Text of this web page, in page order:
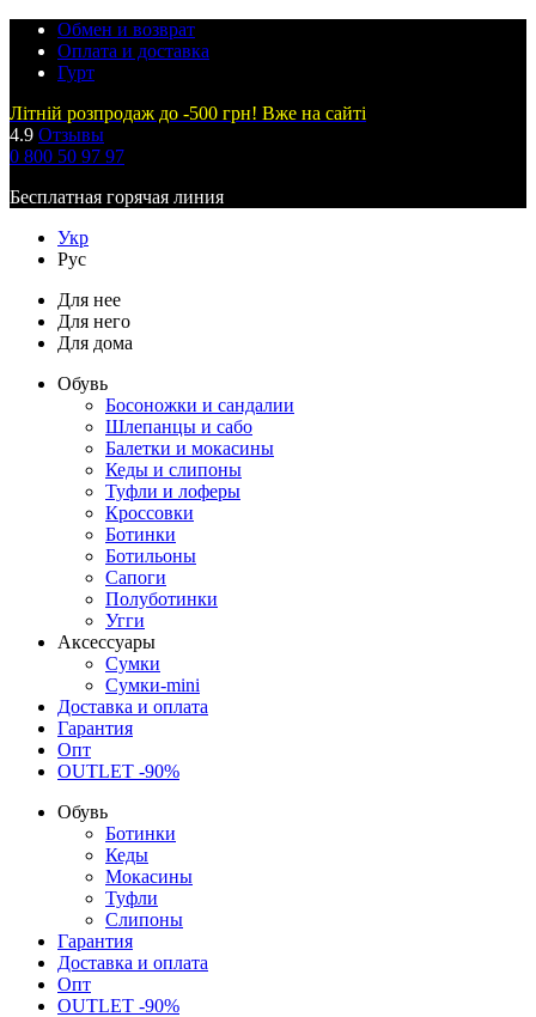
Обмен и возврат
Оплата и доставка
Гурт
Літній розпродаж до -500 грн! Вже на сайті
4.9 Отзывы
0 800 50 97 97
Бесплатная горячая линия
Укр
Рус
Для нее
Для него
Для дома
Обувь
Босоножки и сандалии
Шлепанцы и сабо
Балетки и мокасины
Кеды и слипоны
Туфли и лоферы
Кроссовки
Ботинки
Ботильоны
Сапоги
Полуботинки
Угги
Аксессуары
Сумки
Сумки-mini
Доставка и оплата
Гарантия
Опт
OUTLET -90%
Обувь
Ботинки
Кеды
Мокасины
Туфли
Слипоны
Гарантия
Доставка и оплата
Опт
OUTLET -90%